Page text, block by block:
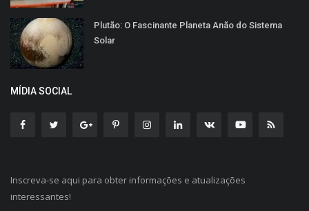
Plutão: O Fascinante Planeta Anão do Sistema
Solar
MÍDIA SOCIAL
Inscreva-se aqui para obter informações e atualizações
interessantes!